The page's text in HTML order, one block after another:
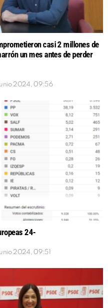
casi 2 millones de
un mes antes de perder
junio 2024, 09:56
24-
junio 2024, 09:51